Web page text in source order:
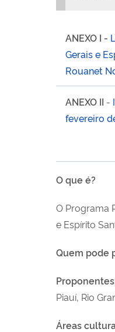
ANEXO I -
Gerais e
Rouanet
ANEXO II -
fevereiro
O que é?
O Programa
e Espírito
Quem pode
Piauí, Rio
Áreas